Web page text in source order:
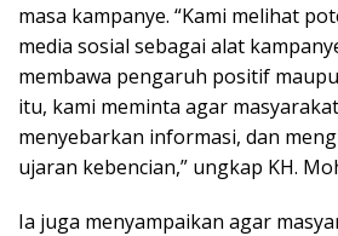
masa kampanye. “Kami melihat
media sosial sebagai alat
membawa pengaruh positif
itu, kami meminta agar
menyebarkan informasi, dan
ujaran kebencian,” ungkap KH.
Ia juga menyampaikan agar